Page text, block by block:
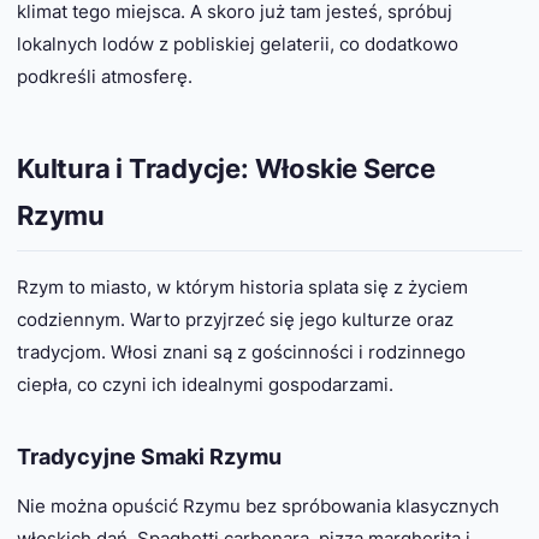
klimat tego miejsca. A skoro już tam jesteś, spróbuj
lokalnych lodów z pobliskiej gelaterii, co dodatkowo
podkreśli atmosferę.
Kultura i Tradycje: Włoskie Serce
Rzymu
Rzym to miasto, w którym historia splata się z życiem
codziennym. Warto przyjrzeć się jego kulturze oraz
tradycjom. Włosi znani są z gościnności i rodzinnego
ciepła, co czyni ich idealnymi gospodarzami.
Tradycyjne Smaki Rzymu
Nie można opuścić Rzymu bez spróbowania klasycznych